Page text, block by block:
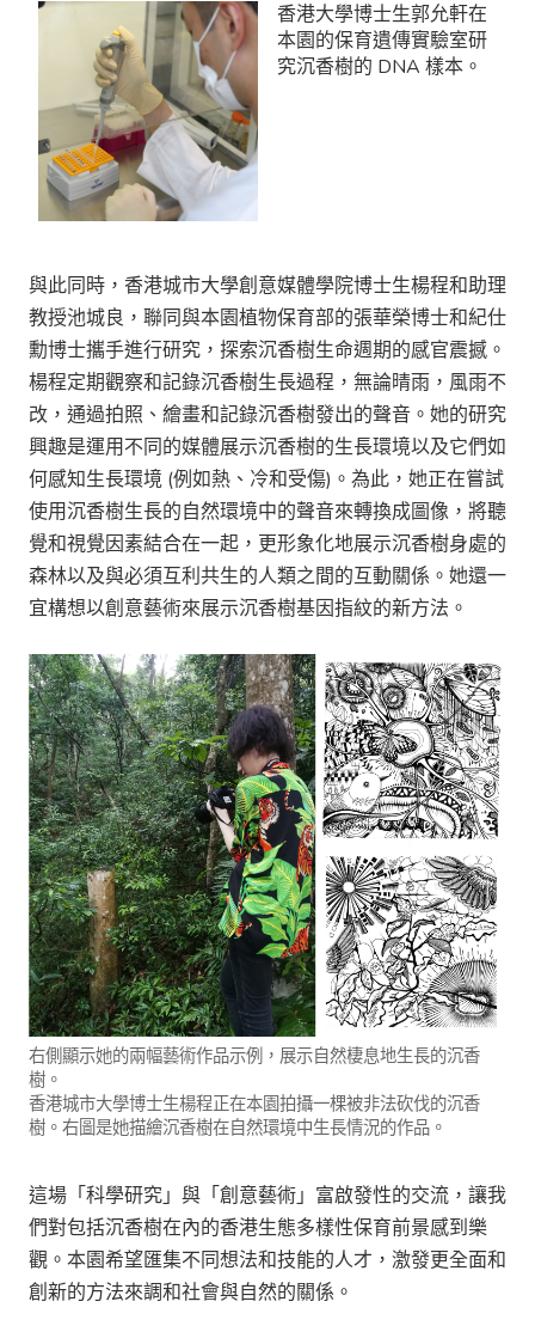
香港大學博士生郭允軒在
本園的保育遺傳實驗室研
究沉香樹的 DNA 樣本。
與此同時，香港城市大學創意媒體學院博士生楊程和助理
教授池城良，聯同與本園植物保育部的張華榮博士和紀仕
勳博士攜手進行研究，探索沉香樹生命週期的感官震撼。
楊程定期觀察和記錄沉香樹生長過程，無論晴雨，風雨不
改，通過拍照、繪畫和記錄沉香樹發出的聲音。她的研究
興趣是運用不同的媒體展示沉香樹的生長環境以及它們如
何感知生長環境 (例如熱、冷和受傷)。為此，她正在嘗試
使用沉香樹生長的自然環境中的聲音來轉換成圖像，將聽
覺和視覺因素結合在一起，更形象化地展示沉香樹身處的
森林以及與必須互利共生的人類之間的互動關係。她還一
宜構想以創意藝術來展示沉香樹基因指紋的新方法。
右側顯示她的兩幅藝術作品示例，展示自然棲息地生長的沉香
樹。
香港城市大學博士生楊程正在本園拍攝一棵被非法砍伐的沉香
樹。右圖是她描繪沉香樹在自然環境中生長情況的作品。
這場「科學研究」與「創意藝術」富啟發性的交流，讓我
們對包括沉香樹在內的香港生態多樣性保育前景感到樂
觀。本園希望匯集不同想法和技能的人才，激發更全面和
創新的方法來調和社會與自然的關係。